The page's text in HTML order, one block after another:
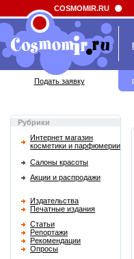
Field 'news_title' doesn't have a default
Рубрики
Интернет магазин
косметики и парфюмерии
Салоны красоты
Акции и распродажи
Издательства
Печатные издания
Статьи
Репортажи
Рекомендации
Опросы
COSMOMIR.RU
Подать заявку